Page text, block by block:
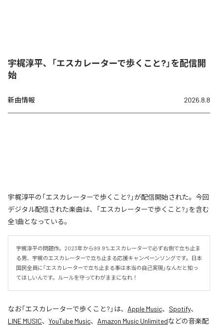
宇梶淳平、「エスカレーターで歩くこと?」を配信開
始
新曲情報 2026.8.8
宇梶淳平の「エスカレーターで歩くこと?」が配信開始された。今回
デジタル配信された楽曲は、「エスカレーターで歩くこと?」を含む
全1曲となっている。
宇梶淳平の問題作。2023年から99.9%エスカレーターで必ず右側で立ち止ま
る男、宇梶のエスカレーターで立ち止まる応援キャンペーンソングです。日本
国民全員に「エスカレーターで立ち止まる事は本当の自己実現」なんだと知っ
てほしいんです。ルールを守ってわがままになれ！
なお「エスカレーターで歩くこと? 」は、 Apple Music、 Spotify、
LINE MUSIC、 YouTube Music、 Amazon Music Unlimitedなどの音楽配